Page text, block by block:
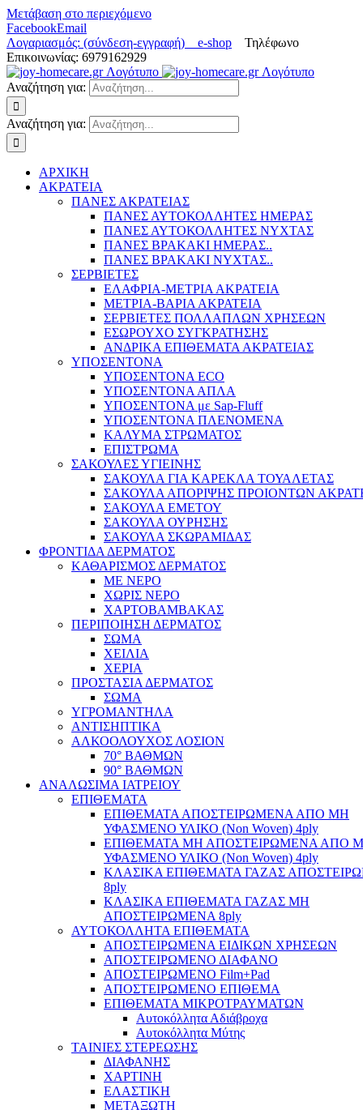
Μετάβαση στο περιεχόμενο
FacebookEmail
Λογαριασμός: (σύνδεση-εγγραφή) e-shop Τηλέφωνο
Επικοινωνίας: 6979162929
Αναζήτηση για:
Αναζήτηση για:
ΑΡΧΙΚΗ
ΑΚΡΑΤΕΙΑ
ΠΑΝΕΣ ΑΚΡΑΤΕΙΑΣ
ΠΑΝΕΣ ΑΥΤΟΚΟΛΛΗΤΕΣ ΗΜΕΡΑΣ
ΠΑΝΕΣ ΑΥΤΟΚΟΛΛΗΤΕΣ ΝΥΧΤΑΣ
ΠΑΝΕΣ ΒΡΑΚΑΚΙ ΗΜΕΡΑΣ..
ΠΑΝΕΣ ΒΡΑΚΑΚΙ ΝΥΧΤΑΣ..
ΣΕΡΒΙΕΤΕΣ
ΕΛΑΦΡΙΑ-ΜΕΤΡΙΑ ΑΚΡΑΤΕΙΑ
ΜΕΤΡΙΑ-ΒΑΡΙΑ ΑΚΡΑΤΕΙΑ
ΣΕΡΒΙΕΤΕΣ ΠΟΛΛΑΠΛΩΝ ΧΡΗΣΕΩΝ
ΕΣΩΡΟΥΧΟ ΣΥΓΚΡΑΤΗΣΗΣ
ΑΝΔΡΙΚΑ ΕΠΙΘΕΜΑΤΑ ΑΚΡΑΤΕΙΑΣ
ΥΠΟΣΕΝΤΟΝΑ
ΥΠΟΣΕΝΤΟΝΑ ECO
ΥΠΟΣΕΝΤΟΝΑ ΑΠΛΑ
ΥΠΟΣΕΝΤΟΝΑ με Sap-Fluff
ΥΠΟΣΕΝΤΟΝΑ ΠΛΕΝΟΜΕΝΑ
ΚΑΛΥΜΑ ΣΤΡΩΜΑΤΟΣ
ΕΠΙΣΤΡΩΜΑ
ΣΑΚΟΥΛΕΣ ΥΓΙΕΙΝΗΣ
ΣΑΚΟΥΛΑ ΓΙΑ ΚΑΡΕΚΛΑ ΤΟΥΑΛΕΤΑΣ
ΣΑΚΟΥΛΑ ΑΠΟΡΙΨΗΣ ΠΡΟΙΟΝΤΩΝ
ΣΑΚΟΥΛΑ ΕΜΕΤΟΥ
ΣΑΚΟΥΛΑ ΟΥΡΗΣΗΣ
ΣΑΚΟΥΛΑ ΣΚΩΡΑΜΙΔΑΣ
ΦΡΟΝΤΙΔΑ ΔΕΡΜΑΤΟΣ
ΚΑΘΑΡΙΣΜΟΣ ΔΕΡΜΑΤΟΣ
ΜΕ ΝΕΡΟ
ΧΩΡΙΣ ΝΕΡΟ
ΧΑΡΤΟΒΑΜΒΑΚΑΣ
ΠΕΡΙΠΟΙΗΣΗ ΔΕΡΜΑΤΟΣ
ΣΩΜΑ
ΧΕΙΛΙΑ
ΧΕΡΙΑ
ΠΡΟΣΤΑΣΙΑ ΔΕΡΜΑΤΟΣ
ΣΩΜΑ
ΥΓΡΟΜΑΝΤΗΛΑ
ΑΝΤΙΣΗΠΤΙΚΑ
ΑΛΚΟΟΛΟΥΧΟΣ ΛΟΣΙΟΝ
70° ΒΑΘΜΩΝ
90° ΒΑΘΜΩΝ
ΑΝΑΛΩΣΙΜΑ ΙΑΤΡΕΙΟΥ
ΕΠΙΘΕΜΑΤΑ
ΕΠΙΘΕΜΑΤΑ ΑΠΟΣΤΕΙΡΩΜΕΝΑ ΑΠΟ ΜΗ
ΥΦΑΣΜΕΝΟ ΥΛΙΚΟ (Non Woven) 4ply
ΕΠΙΘΕΜΑΤΑ ΜΗ ΑΠΟΣΤΕΙΡΩΜΕΝΑ ΑΠΟ
ΥΦΑΣΜΕΝΟ ΥΛΙΚΟ (Non Woven) 4ply
ΚΛΑΣΙΚΑ ΕΠΙΘΕΜΑΤΑ ΓΑΖΑΣ
8ply
ΚΛΑΣΙΚΑ ΕΠΙΘΕΜΑΤΑ ΓΑΖΑΣ ΜΗ
ΑΠΟΣΤΕΙΡΩΜΕΝΑ 8ply
ΑΥΤΟΚΟΛΛΗΤΑ ΕΠΙΘΕΜΑΤΑ
ΑΠΟΣΤΕΙΡΩΜΕΝΑ ΕΙΔΙΚΩΝ ΧΡΗΣΕΩΝ
ΑΠΟΣΤΕΙΡΩΜΕΝΟ ΔΙΑΦΑΝΟ
ΑΠΟΣΤΕΙΡΩΜΕΝΟ Film+Pad
ΑΠΟΣΤΕΙΡΩΜΕΝΟ ΕΠΙΘΕΜΑ
ΕΠΙΘΕΜΑΤΑ ΜΙΚΡΟΤΡΑΥΜΑΤΩΝ
Αυτοκόλλητα Αδιάβροχα
Αυτοκόλλητα Μύτης
ΤΑΙΝΙΕΣ ΣΤΕΡΕΩΣΗΣ
ΔΙΑΦΑΝΗΣ
ΧΑΡΤΙΝΗ
ΕΛΑΣΤΙΚΗ
ΜΕΤΑΞΩΤΗ